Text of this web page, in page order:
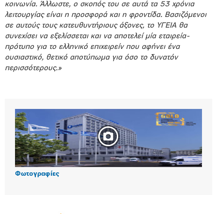
κοινωνία. Άλλωστε, ο σκοπός του σε αυτά τα 53 χρόνια
λειτουργίας είναι η προσφορά και η φροντίδα. Βασιζόμενοι
σε αυτούς τους κατευθυντήριους άξονες, το ΥΓΕΙΑ θα
συνεχίσει να εξελίσσεται και να αποτελεί μία εταιρεία-
πρότυπο για το ελληνικό επιχειρείν που αφήνει ένα
ουσιαστικό, θετικό αποτύπωμα για όσο το δυνατόν
περισσότερους.»
Φωτογραφίες